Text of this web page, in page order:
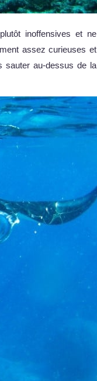
inoffensives et ne
assez curieuses et
sauter au-dessus de la